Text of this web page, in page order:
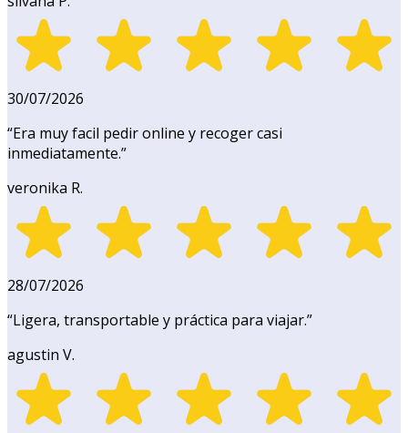
30/07/2026
“Era muy facil pedir online y recoger casi
inmediatamente.”
veronika R.
28/07/2026
“Ligera, transportable y práctica para viajar.”
agustin V.